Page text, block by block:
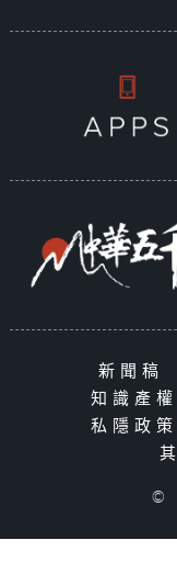
新聞稿
知識產
私隱政策
©